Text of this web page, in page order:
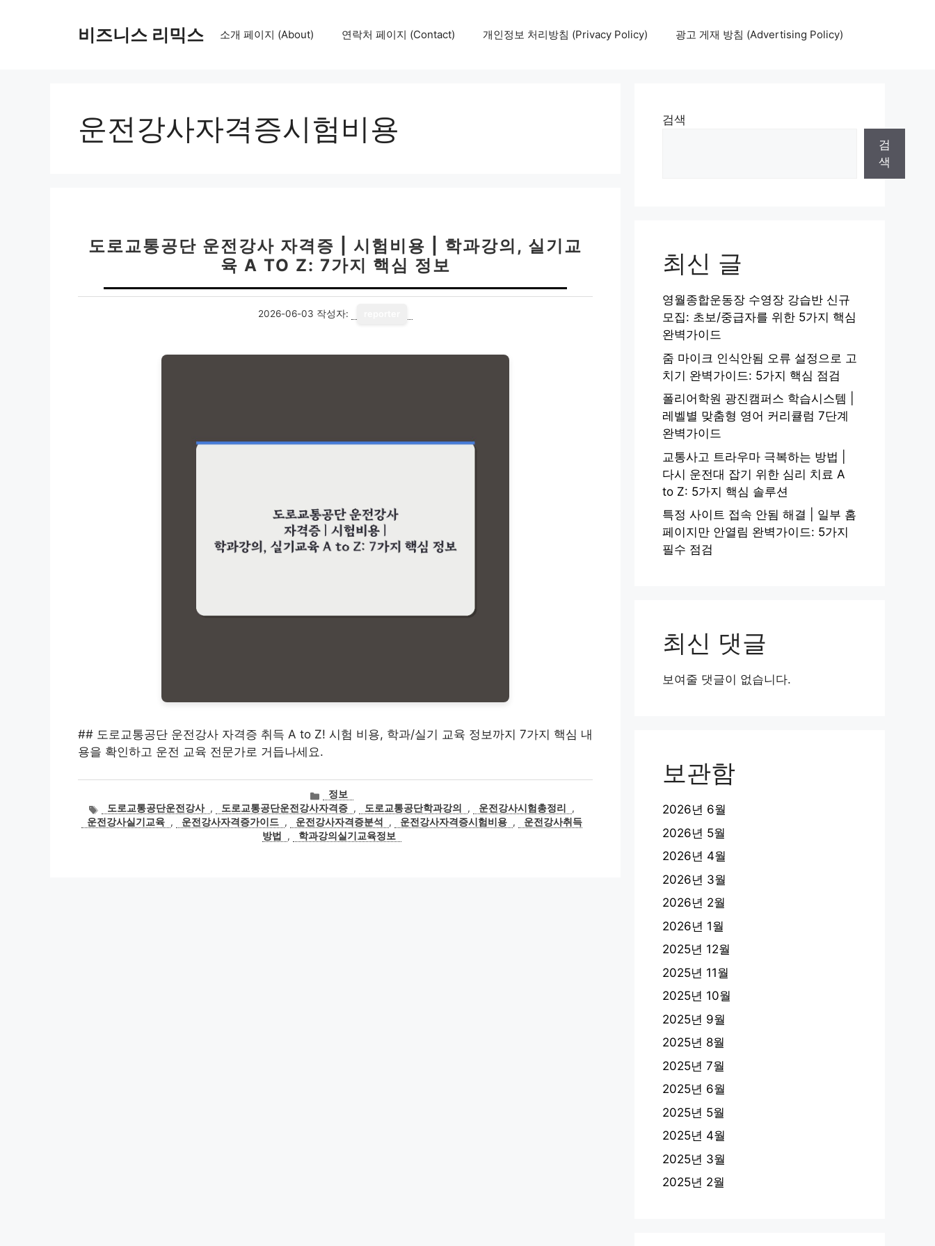
비즈니스 리믹스 소개 페이지 (About) 연락처 페이지 (Contact) 개인정보 처리방침 (Privacy Policy) 광고 게재 방침 (Advertising Policy)
운전강사자격증시험비용
도로교통공단 운전강사 자격증 | 시험비용 | 학과강의, 실기교
육 A TO Z: 7가지 핵심 정보
2026-06-03 작성자:
## 도로교통공단 운전강사 자격증 취득 A to Z! 시험 비용, 학과/실기 교육 정보까지 7가지 핵심 내
용을 확인하고 운전 교육 전문가로 거듭나세요.
카
테
고
리
정보
태
그
도로교통공단운전강사 , 도로교통공단운전강사자격증 , 도로교통공단학과강의 , 운전강사시험총정리
,
운전강사실기교육 , 운전강사자격증가이드 , 운전강사자격증분석 , 운전강사자격증시험비용 ,
운전강사취득
방법
, 학과강의실기교육정보
검색
검
색
최신 글
영월종합운동장 수영장 강습반 신규
모집: 초보/중급자를 위한 5가지 핵심
완벽가이드
줌 마이크 인식안됨 오류 설정으로 고
치기 완벽가이드: 5가지 핵심 점검
폴리어학원 광진캠퍼스 학습시스템 |
레벨별 맞춤형 영어 커리큘럼 7단계
완벽가이드
교통사고 트라우마 극복하는 방법 |
다시 운전대 잡기 위한 심리 치료 A
to Z: 5가지 핵심 솔루션
특정 사이트 접속 안됨 해결 | 일부 홈
페이지만 안열림 완벽가이드: 5가지
필수 점검
최신 댓글
보여줄 댓글이 없습니다.
보관함
2026년 6월
2026년 5월
2026년 4월
2026년 3월
2026년 2월
2026년 1월
2025년 12월
2025년 11월
2025년 10월
2025년 9월
2025년 8월
2025년 7월
2025년 6월
2025년 5월
2025년 4월
2025년 3월
2025년 2월